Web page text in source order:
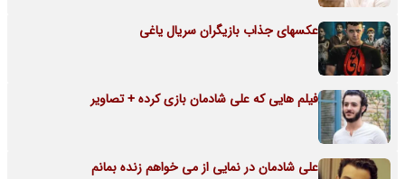
عکسهای جذاب بازیگران سریال یاغی
فیلم هایی که علی شادمان بازی کرده + تصاویر
علی شادمان در نمایی از می خواهم زنده بمانم